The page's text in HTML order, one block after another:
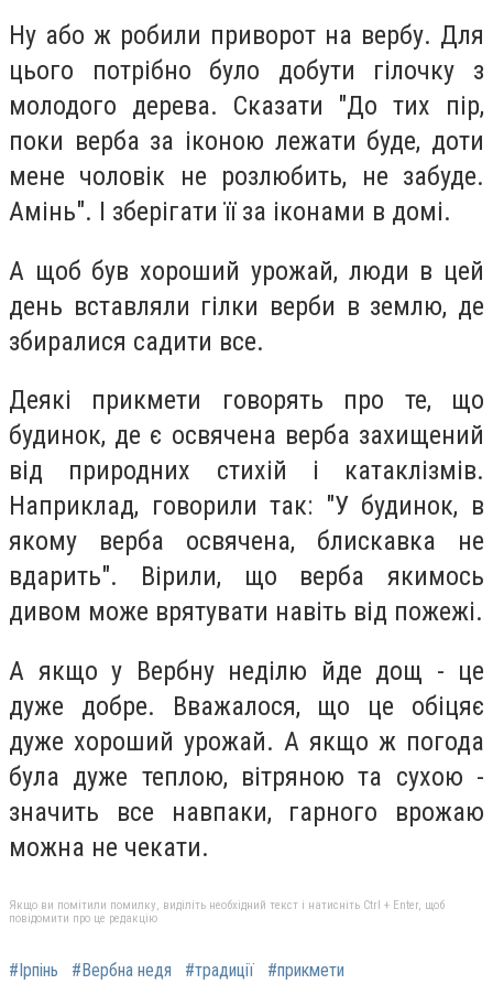
Ну або ж робили приворот на вербу. Для
цього потрібно було добути гілочку з
молодого дерева. Сказати "До тих пір,
поки верба за іконою лежати буде, доти
мене чоловік не розлюбить, не забуде.
Амінь". І зберігати її за іконами в домі.
А щоб був хороший урожай, люди в цей
день вставляли гілки верби в землю, де
збиралися садити все.
Деякі прикмети говорять про те, що
будинок, де є освячена верба захищений
від природних стихій і катаклізмів.
Наприклад, говорили так: "У будинок, в
якому верба освячена, блискавка не
вдарить". Вірили, що верба якимось
дивом може врятувати навіть від пожежі.
А якщо у Вербну неділю йде дощ - це
дуже добре. Вважалося, що це обіцяє
дуже хороший урожай. А якщо ж погода
була дуже теплою, вітряною та сухою -
значить все навпаки, гарного врожаю
можна не чекати.
Якщо ви помітили помилку, виділіть необхідний текст і натисніть Ctrl + Enter, щоб
повідомити про це редакцію
#Ірпінь #Вербна недя #традиції #прикмети